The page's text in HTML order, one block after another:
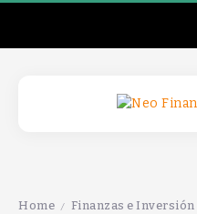
Home / Finanzas e Inversión